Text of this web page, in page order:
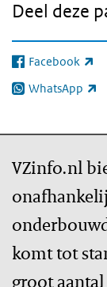
Deel deze
Facebook
(externe link)
WhatsApp
(externe link)
VZinfo.nl
komt tot
groot